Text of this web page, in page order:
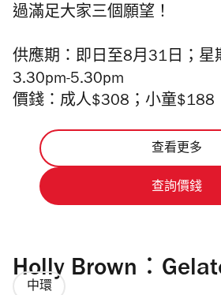
過滿足大家三個願望！
供應期：即日至8月31日；星
3.30pm-5.30pm
價錢：成人$308；小童$188
查看更多
查詢價錢
Holly Brown：
中環